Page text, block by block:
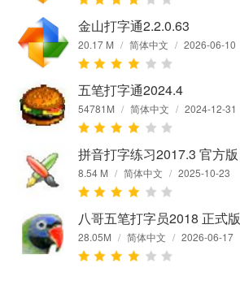
金山打字通2.2.0.63
20.17 M / 简体中文 / 2026-06-10
五笔打字通2024.4
54781M / 简体中文 / 2024-12-31
拼音打字练习2017.3 官方版
8.54 M / 简体中文 / 2025-10-23
八哥五笔打字员2018 正式版
28.05M / 简体中文 / 2026-06-17